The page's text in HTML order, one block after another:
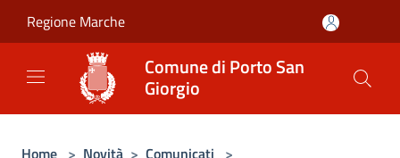
Regione Marche
Comune di Porto San
Giorgio
Home > Novità > Comunicati >